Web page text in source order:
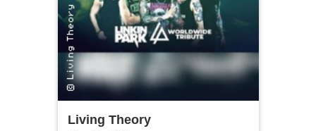
Living Theory